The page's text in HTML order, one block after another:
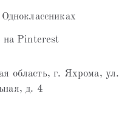
на Pinterest
область, г. Яхрома, ул.
д. 4